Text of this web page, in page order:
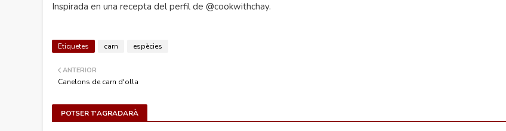
Inspirada en una recepta del perfil de @cookwithchay.
Etiquetes carn espècies
ANTERIOR
Canelons de carn d'olla
POTSER T'AGRADARÀ